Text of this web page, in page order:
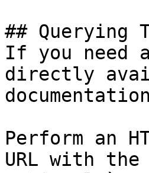
## Querying
If you need
directly
Perform an
URL with